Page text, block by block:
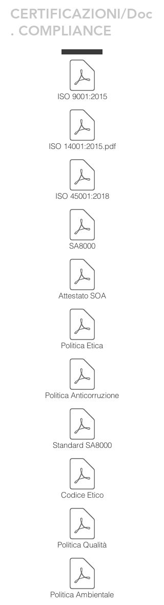
CERTIFICAZIONI/Doc
. COMPLIANCE
ISO 9001:2015
ISO 14001:2015.pdf
ISO 45001:2018
SA8000
Attestato SOA
Politica Etica
Politica Anticorruzione
Standard SA8000
Codice Etico
Politica Qualità
Politica Ambientale